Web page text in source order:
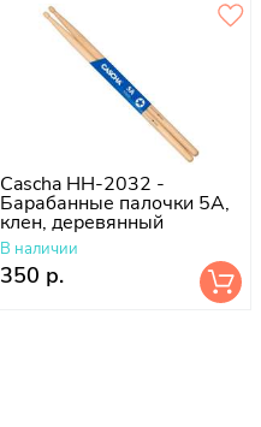
Cascha HH-2032 -
Барабанные палочки 5A,
клен, деревянный
наконечник
В наличии
350 р.